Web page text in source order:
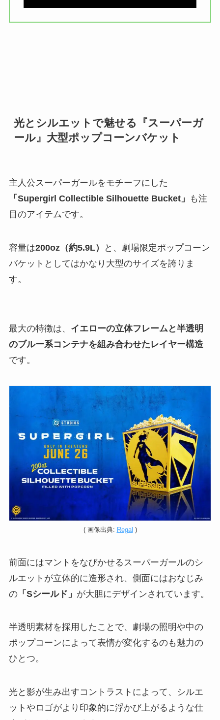
光とシルエットで魅せる『スーパーガ
ール』大型ポップコーンバケット
主人公スーパーガールをモチーフにした
「Supergirl Collectible Silhouette Bucket」
も注
目のアイテムです。
容量は200oz（約5.9L）
と、劇場限定ポップコーン
バケットとしてはかなり大型のサイズを誇りま
す。
最大の特徴は、 イエローの立体フレームと半透明
のブルー系コンテナを組み合わせたレイヤー構造
です。
( 画像出典: Regal )
前面にはマントをなびかせるスーパーガールのシ
ルエットが立体的に造形され、側面にはおなじみ
の「Sシールド」 が大胆にデザインされています。
半透明素材を採用したことで、劇場の照明や中の
ポップコーンによって表情が変化するのも魅力の
ひとつ。
光と影が生み出すコントラストによって、シルエ
ットやロゴがより印象的に浮かび上がるような仕